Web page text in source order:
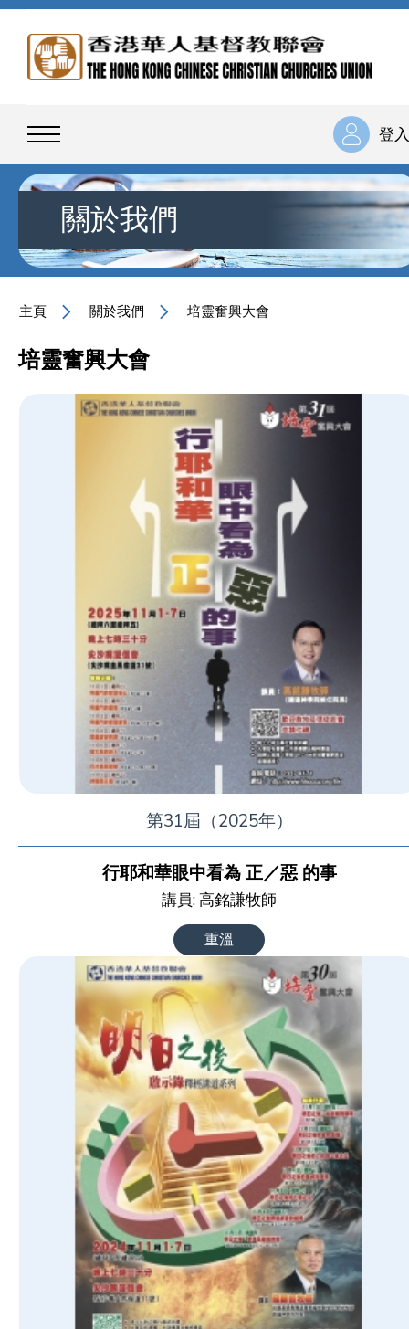
登入
關於我們
主頁 關於我們 培靈奮興大會
培靈奮興大會
第31屆（2025年）
行耶和華眼中看為 正／惡 的事
講員: 高銘謙牧師
重溫